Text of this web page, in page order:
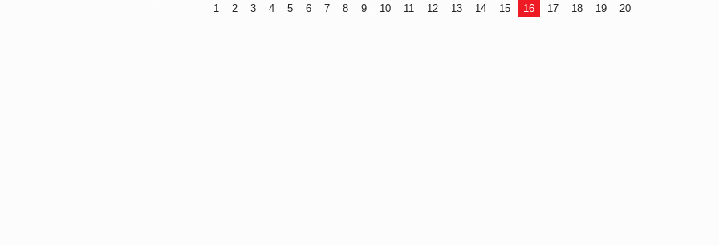
1 2 3 4 5 6 7 8 9 10 11 12 13 14 15 16 17 18 19 20